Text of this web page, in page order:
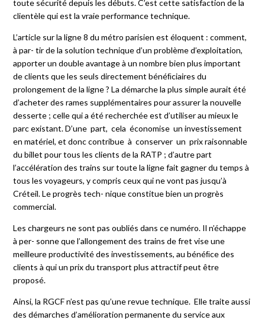
toute sécurité depuis les débuts. C’est cette satisfaction de la
clientèle qui est la vraie performance technique.
L’article sur la ligne 8 du métro parisien est éloquent : comment,
à par- tir de la solution technique d’un problème d’exploitation,
apporter un double avantage à un nombre bien plus important
de clients que les seuls directement bénéﬁciaires du
prolongement de la ligne ? La démarche la plus simple aurait été
d’acheter des rames supplémentaires pour assurer la nouvelle
desserte ; celle qui a été recherchée est d’utiliser au mieux le
parc existant. D’une part, cela économise un investissement
en matériel, et donc contribue à conserver un prix raisonnable
du billet pour tous les clients de la RATP ; d’autre part
l’accélération des trains sur toute la ligne fait gagner du temps à
tous les voyageurs, y compris ceux qui ne vont pas jusqu’à
Créteil. Le progrès tech- nique constitue bien un progrès
commercial.
Les chargeurs ne sont pas oubliés dans ce numéro. Il n’échappe
à per- sonne que l’allongement des trains de fret vise une
meilleure productivité des investissements, au bénéﬁce des
clients à qui un prix du transport plus attractif peut être
proposé.
Ainsi, la RGCF n’est pas qu’une revue technique. Elle traite aussi
des démarches d’amélioration permanente du service aux